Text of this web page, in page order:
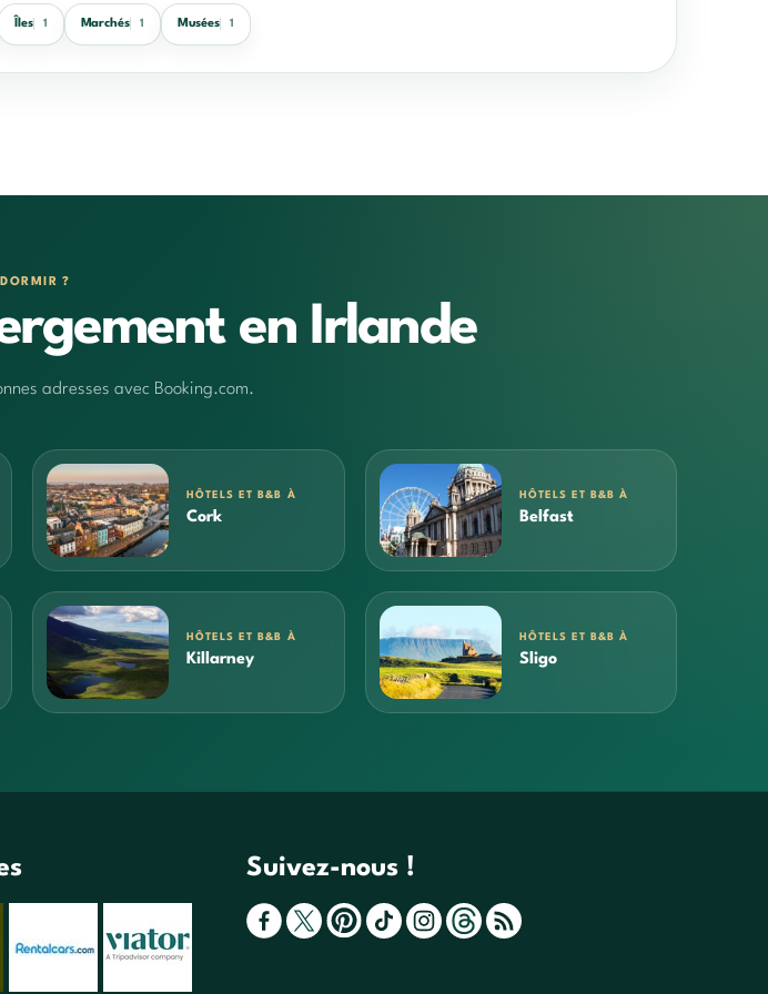
Îles 1 Marchés 1 Musées 1
?
en Irlande
adresses avec Booking.com.
HÔTELS ET B&B À
Cork
HÔTELS ET B&B À
Belfast
HÔTELS ET B&B À
Killarney
HÔTELS ET B&B À
Sligo
Suivez-nous !